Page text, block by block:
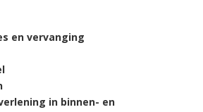
en vervanging
in binnen- en